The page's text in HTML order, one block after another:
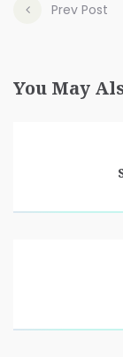
Prev Post
You May